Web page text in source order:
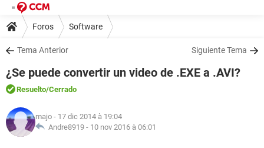
Foros Software
Tema Anterior Siguiente Tema
¿Se puede convertir un video de .EXE a .AVI?
Resuelto/Cerrado
majo - 17 dic 2014 à 19:04
Andre8919 - 10 nov 2016 à 06:01